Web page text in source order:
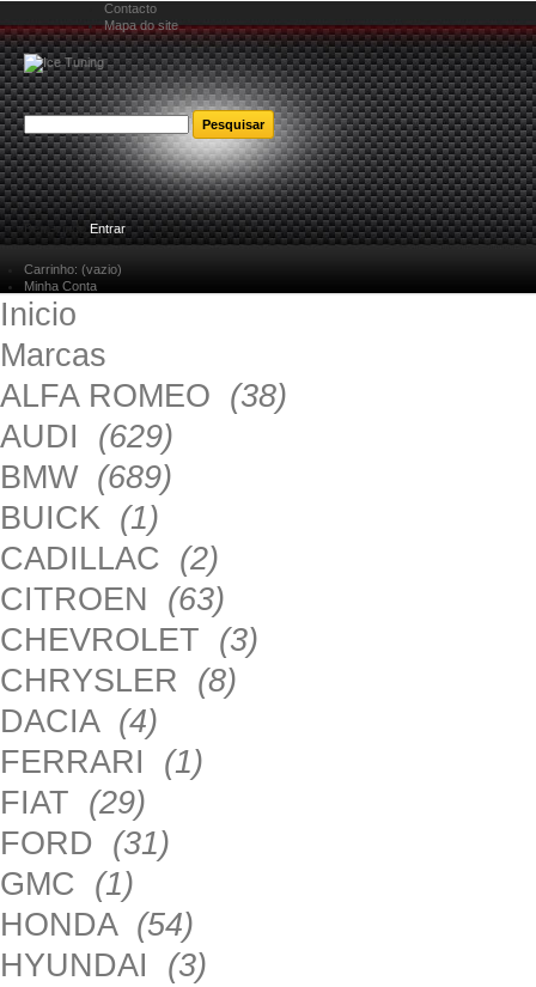
Contacto
Mapa do site
Bem-vindoEntrar
Carrinho: (vazio)
Minha Conta
Inicio
Marcas
ALFA ROMEO (38)
AUDI (629)
BMW (689)
BUICK (1)
CADILLAC (2)
CITROEN (63)
CHEVROLET (3)
CHRYSLER (8)
DACIA (4)
FERRARI (1)
FIAT (29)
FORD (31)
GMC (1)
HONDA (54)
HYUNDAI (3)